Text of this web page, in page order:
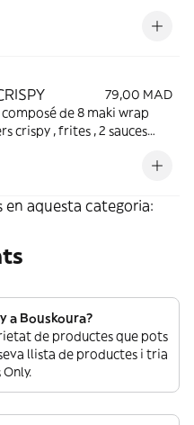
79,00 MAD
de 8 maki wrap
crispy , frites , 2 sauces
en aquesta categoria:
a Bouskoura?
de productes que pots
llista de productes i tria